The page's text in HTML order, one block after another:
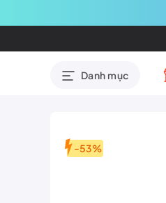
Danh mục
-53%